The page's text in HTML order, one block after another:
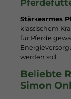
Stärkearmes
klassischem
für Pferde
werden soll.
Beliebte
Simon